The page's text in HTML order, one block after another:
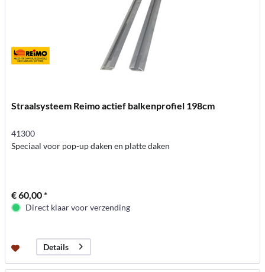
Straalsysteem Reimo actief balkenprofiel 198cm
41300
Speciaal voor pop-up daken en platte daken
€ 60,00 *
Direct klaar voor verzending
Details